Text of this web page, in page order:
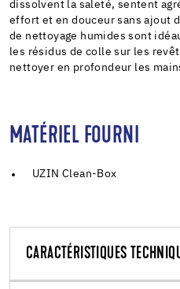
dissolvent la saleté, sentent
effort et en douceur sans ajout
de nettoyage humides sont
les résidus de colle sur les
nettoyer en profondeur les
MATÉRIEL FOURNI
UZIN Clean-Box
CARACTÉRISTIQUES